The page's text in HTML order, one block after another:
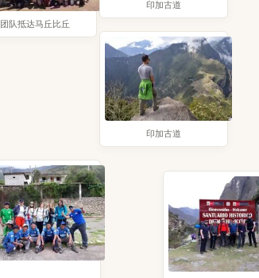
团队抵达马丘比丘
印加古道
印加古道